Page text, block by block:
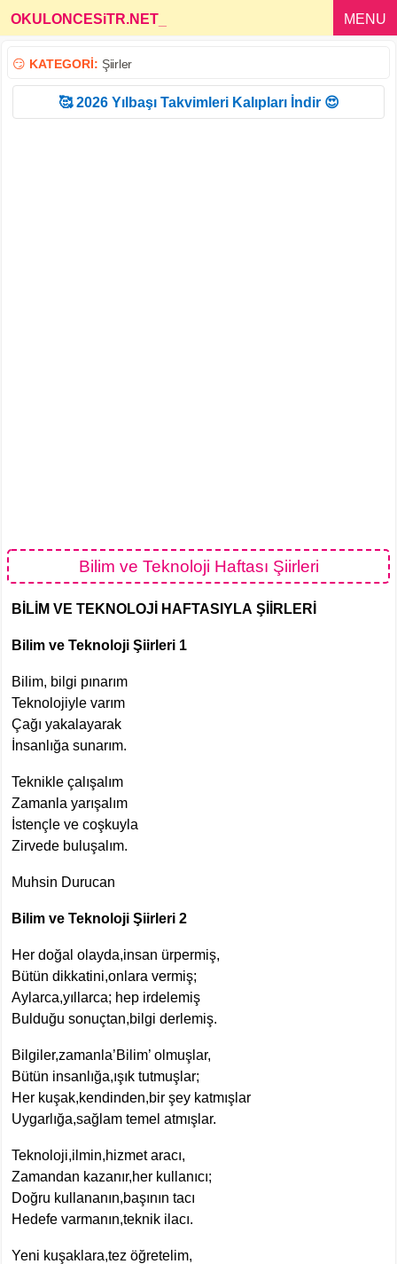
OKULONCESiTR.NET MENU
😏 KATEGORİ: Şiirler
🥰 2026 Yılbaşı Takvimleri Kalıpları İndir 😍
Bilim ve Teknoloji Haftası Şiirleri
BİLİM VE TEKNOLOJİ HAFTASIYLA ŞİİRLERİ
Bilim ve Teknoloji Şiirleri 1
Bilim, bilgi pınarım
Teknolojiyle varım
Çağı yakalayarak
İnsanlığa sunarım.
Teknikle çalışalım
Zamanla yarışalım
İstençle ve coşkuyla
Zirvede buluşalım.
Muhsin Durucan
Bilim ve Teknoloji Şiirleri 2
Her doğal olayda,insan ürpermiş,
Bütün dikkatini,onlara vermiş;
Aylarca,yıllarca; hep irdelemiş
Bulduğu sonuçtan,bilgi derlemiş.
Bilgiler,zamanla’Bilim’ olmuşlar,
Bütün insanlığa,ışık tutmuşlar;
Her kuşak,kendinden,bir şey katmışlar
Uygarlığa,sağlam temel atmışlar.
Teknoloji,ilmin,hizmet aracı,
Zamandan kazanır,her kullanıcı;
Doğru kullananın,başının tacı
Hedefe varmanın,teknik ilacı.
Yeni kuşaklara,tez öğretelim,